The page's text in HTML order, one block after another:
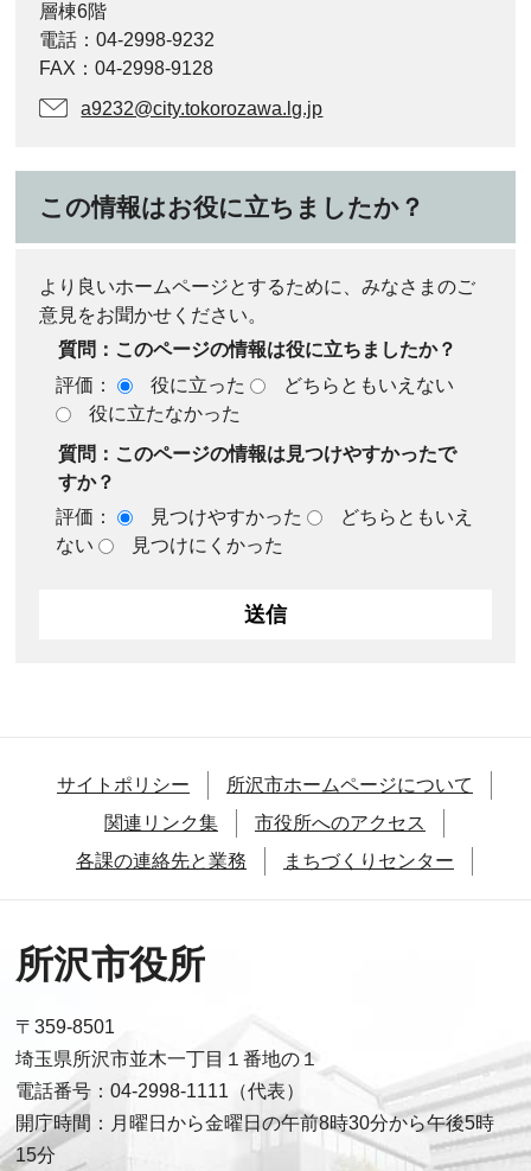
層棟6階
電話：04-2998-9232
FAX：04-2998-9128
a9232@city.tokorozawa.lg.jp
この情報はお役に立ちましたか？
より良いホームページとするために、みなさまのご
意見をお聞かせください。
質問：このページの情報は役に立ちましたか？
評価：
役に立った
どちらともいえない
役に立たなかった
質問：このページの情報は見つけやすかったで
すか？
評価：
見つけやすかった
どちらともいえ
ない
見つけにくかった
サイトポリシー
所沢市ホームページについて
関連リンク集
市役所へのアクセス
各課の連絡先と業務
まちづくりセンター
所沢市役所
〒359-8501
埼玉県所沢市並木一丁目１番地の１
電話番号：04-2998-1111（代表）
開庁時間：月曜日から金曜日の午前8時30分から午後5時
15分